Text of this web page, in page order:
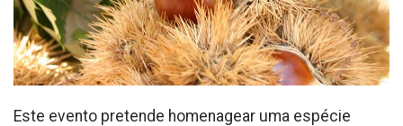
Este evento pretende homenagear uma espécie